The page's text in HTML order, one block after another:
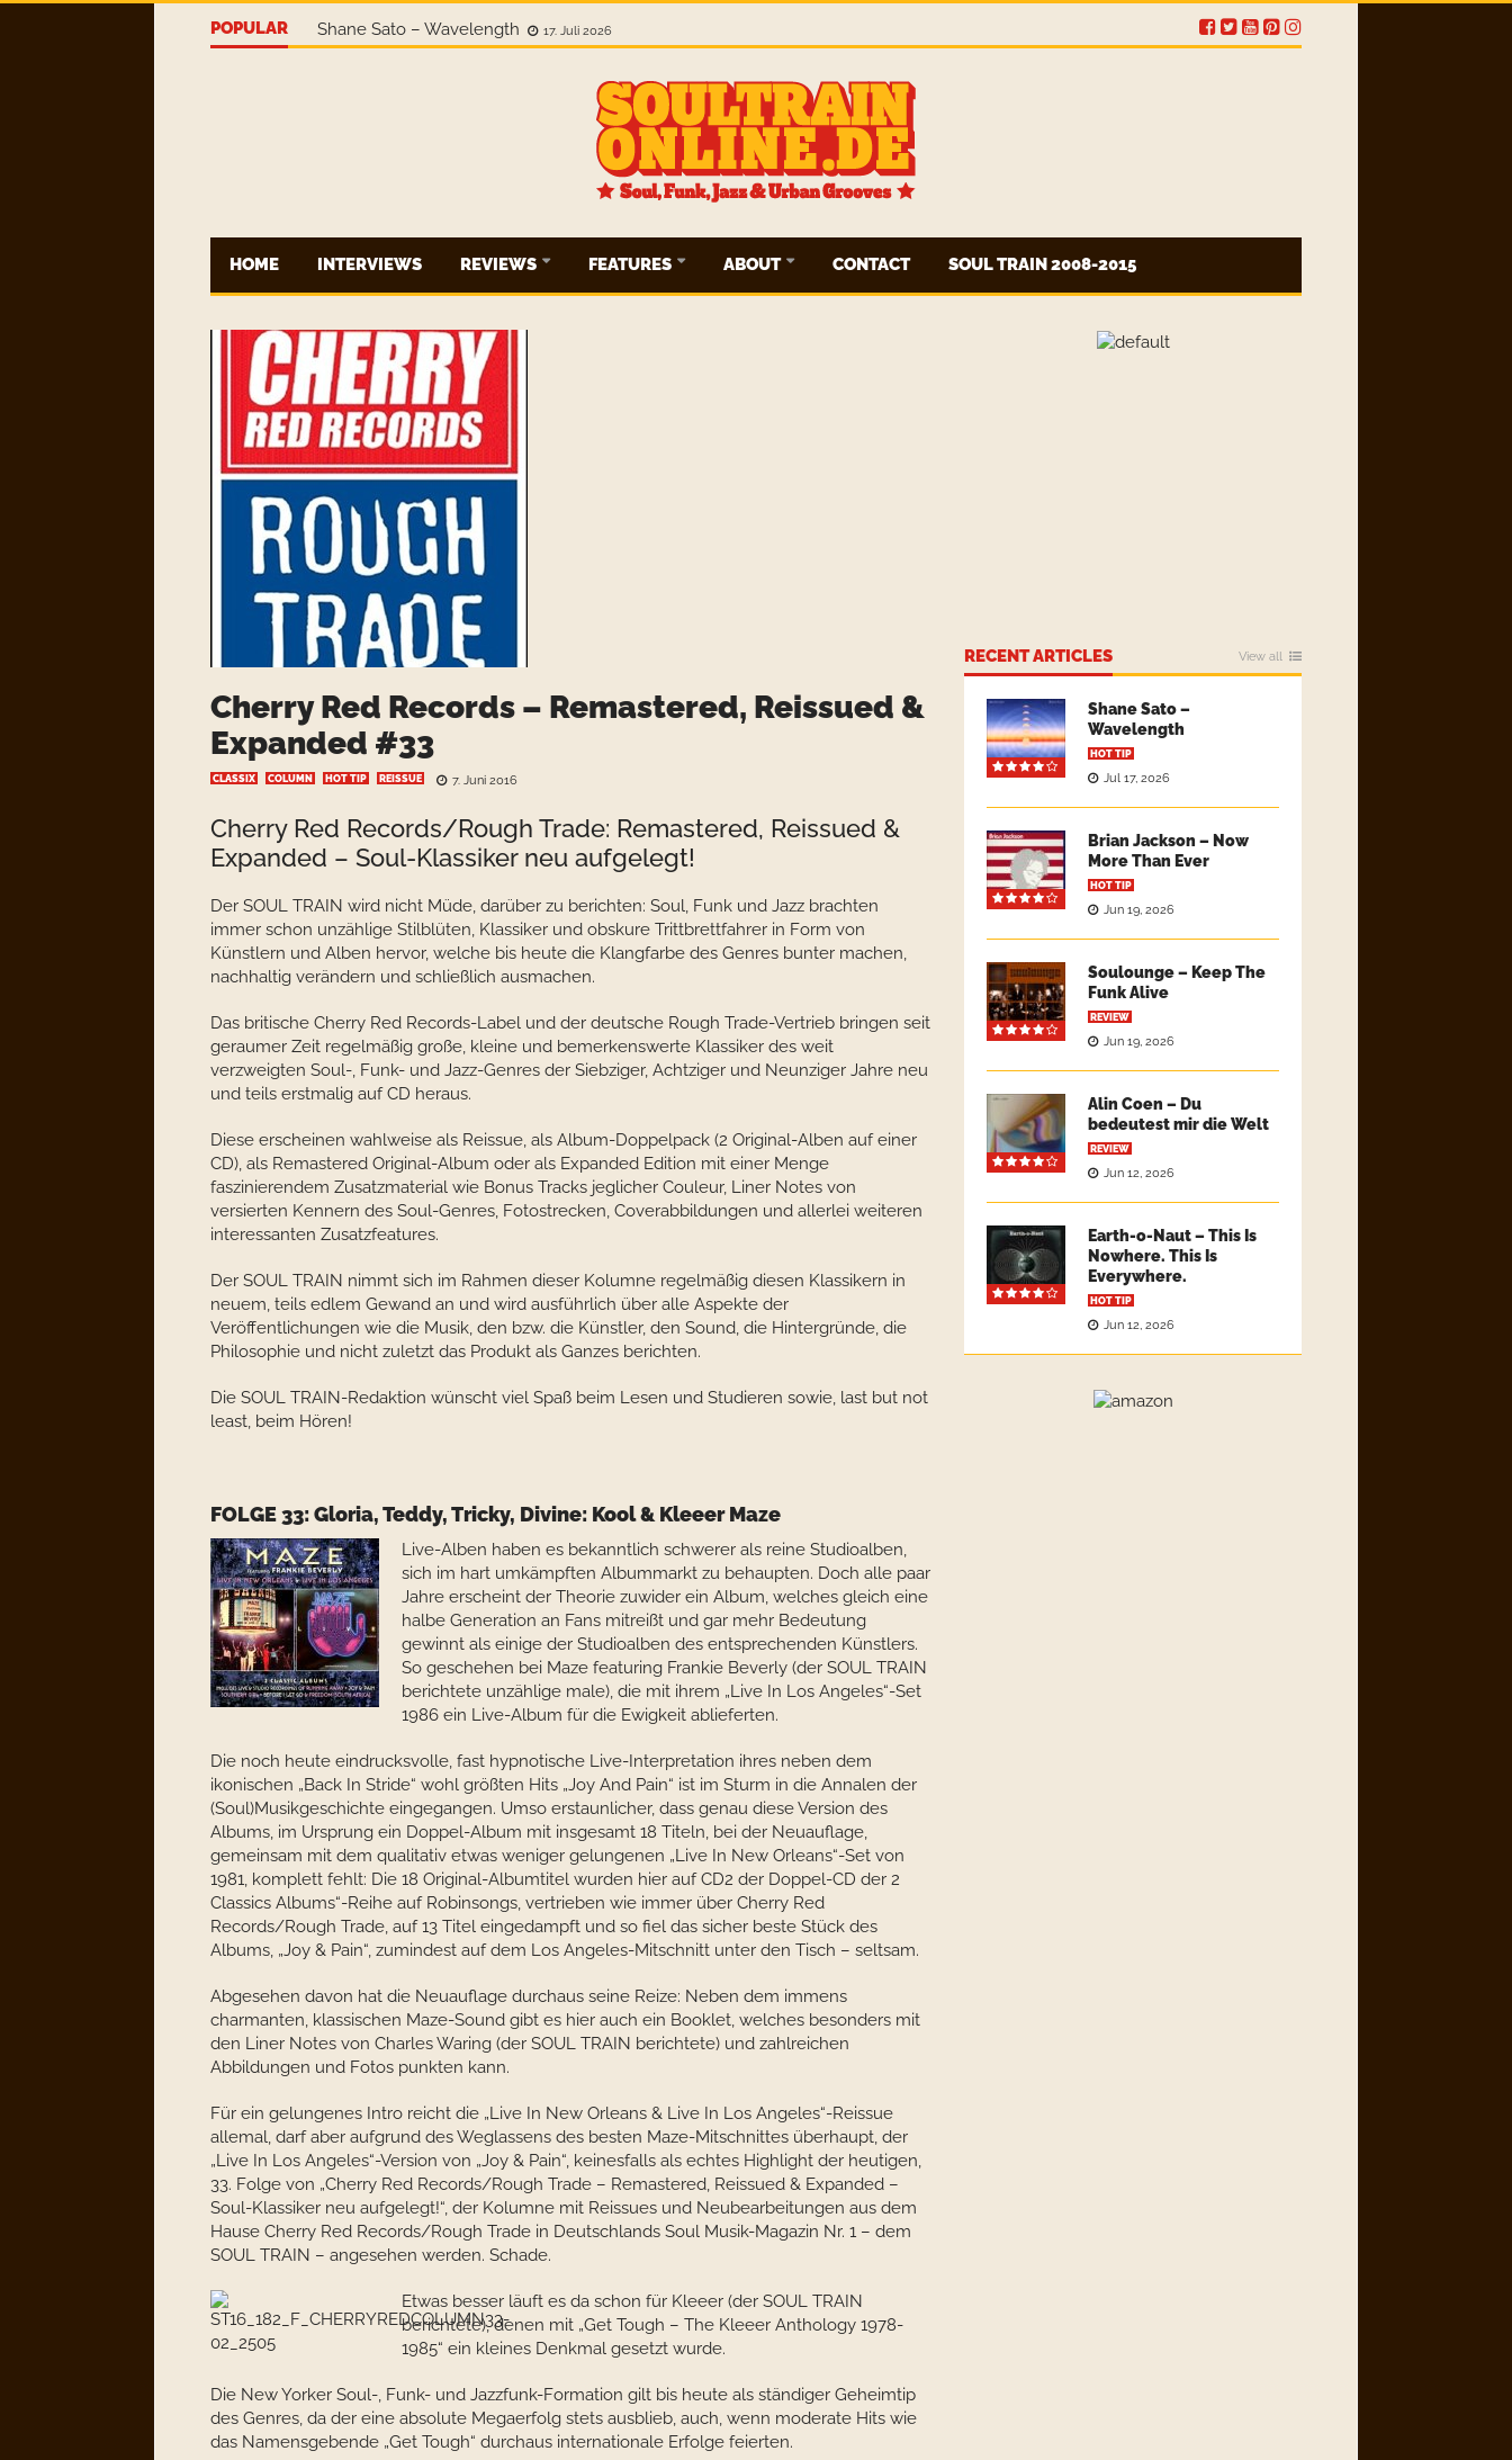
POPULAR Shane Sato – Wavelength 17. Juli 2026
HOME INTERVIEWS REVIEWS FEATURES ABOUT CONTACT SOUL TRAIN 2008-2015
Cherry Red Records – Remastered, Reissued &
Expanded #33
CLASSIX COLUMN HOT TIP REISSUE 7. Juni 2016
Cherry Red Records/Rough Trade: Remastered, Reissued &
Expanded – Soul-Klassiker neu aufgelegt!
Der SOUL TRAIN wird nicht Müde, darüber zu berichten: Soul, Funk und Jazz brachten
immer schon unzählige Stilblüten, Klassiker und obskure Trittbrettfahrer in Form von
Künstlern und Alben hervor, welche bis heute die Klangfarbe des Genres bunter machen,
nachhaltig verändern und schließlich ausmachen.
Das britische Cherry Red Records-Label und der deutsche Rough Trade-Vertrieb bringen seit
geraumer Zeit regelmäßig große, kleine und bemerkenswerte Klassiker des weit
verzweigten Soul-, Funk- und Jazz-Genres der Siebziger, Achtziger und Neunziger Jahre neu
und teils erstmalig auf CD heraus.
Diese erscheinen wahlweise als Reissue, als Album-Doppelpack (2 Original-Alben auf einer
CD), als Remastered Original-Album oder als Expanded Edition mit einer Menge
faszinierendem Zusatzmaterial wie Bonus Tracks jeglicher Couleur, Liner Notes von
versierten Kennern des Soul-Genres, Fotostrecken, Coverabbildungen und allerlei weiteren
interessanten Zusatzfeatures.
Der SOUL TRAIN nimmt sich im Rahmen dieser Kolumne regelmäßig diesen Klassikern in
neuem, teils edlem Gewand an und wird ausführlich über alle Aspekte der
Veröffentlichungen wie die Musik, den bzw. die Künstler, den Sound, die Hintergründe, die
Philosophie und nicht zuletzt das Produkt als Ganzes berichten.
Die SOUL TRAIN-Redaktion wünscht viel Spaß beim Lesen und Studieren sowie, last but not
least, beim Hören!
FOLGE 33: Gloria, Teddy, Tricky, Divine: Kool & Kleeer Maze
Live-Alben haben es bekanntlich schwerer als reine Studioalben,
sich im hart umkämpften Albummarkt zu behaupten. Doch alle paar
Jahre erscheint der Theorie zuwider ein Album, welches gleich eine
halbe Generation an Fans mitreißt und gar mehr Bedeutung
gewinnt als einige der Studioalben des entsprechenden Künstlers.
So geschehen bei Maze featuring Frankie Beverly (der SOUL TRAIN
berichtete unzählige male), die mit ihrem „Live In Los Angeles“-Set
1986 ein Live-Album für die Ewigkeit ablieferten.
Die noch heute eindrucksvolle, fast hypnotische Live-Interpretation ihres neben dem
ikonischen „Back In Stride“ wohl größten Hits „Joy And Pain“ ist im Sturm in die Annalen der
(Soul)Musikgeschichte eingegangen. Umso erstaunlicher, dass genau diese Version des
Albums, im Ursprung ein Doppel-Album mit insgesamt 18 Titeln, bei der Neuauflage,
gemeinsam mit dem qualitativ etwas weniger gelungenen „Live In New Orleans“-Set von
1981, komplett fehlt: Die 18 Original-Albumtitel wurden hier auf CD2 der Doppel-CD der 2
Classics Albums“-Reihe auf Robinsongs, vertrieben wie immer über Cherry Red
Records/Rough Trade, auf 13 Titel eingedampft und so fiel das sicher beste Stück des
Albums, „Joy & Pain“, zumindest auf dem Los Angeles-Mitschnitt unter den Tisch – seltsam.
Abgesehen davon hat die Neuauflage durchaus seine Reize: Neben dem immens
charmanten, klassischen Maze-Sound gibt es hier auch ein Booklet, welches besonders mit
den Liner Notes von Charles Waring (der SOUL TRAIN berichtete) und zahlreichen
Abbildungen und Fotos punkten kann.
Für ein gelungenes Intro reicht die „Live In New Orleans & Live In Los Angeles“-Reissue
allemal, darf aber aufgrund des Weglassens des besten Maze-Mitschnittes überhaupt, der
„Live In Los Angeles“-Version von „Joy & Pain“, keinesfalls als echtes Highlight der heutigen,
33. Folge von „Cherry Red Records/Rough Trade – Remastered, Reissued & Expanded –
Soul-Klassiker neu aufgelegt!“, der Kolumne mit Reissues und Neubearbeitungen aus dem
Hause Cherry Red Records/Rough Trade in Deutschlands Soul Musik-Magazin Nr. 1 – dem
SOUL TRAIN – angesehen werden. Schade.
Etwas besser läuft es da schon für Kleeer (der SOUL TRAIN
berichtete), denen mit „Get Tough – The Kleeer Anthology 1978-
1985“ ein kleines Denkmal gesetzt wurde.
Die New Yorker Soul-, Funk- und Jazzfunk-Formation gilt bis heute als ständiger Geheimtip
des Genres, da der eine absolute Megaerfolg stets ausblieb, auch, wenn moderate Hits wie
das Namensgebende „Get Tough“ durchaus internationale Erfolge feierten.
RECENT ARTICLES View all
Shane Sato –
Wavelength
HOT TIP
Jul 17, 2026
Brian Jackson – Now
More Than Ever
HOT TIP
Jun 19, 2026
Soulounge – Keep The
Funk Alive
REVIEW
Jun 19, 2026
Alin Coen – Du
bedeutest mir die Welt
REVIEW
Jun 12, 2026
Earth-o-Naut – This Is
Nowhere. This Is
Everywhere.
HOT TIP
Jun 12, 2026